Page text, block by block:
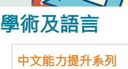
學術及語言
中文能力提升系列